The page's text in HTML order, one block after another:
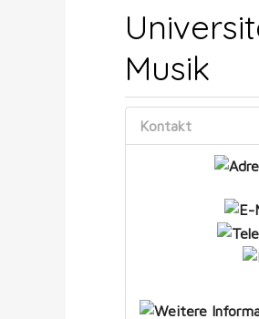
Musik
Kontakt